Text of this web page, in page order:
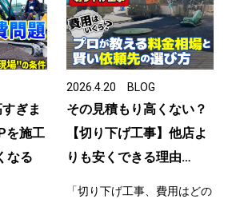
ぎま
を施工
なる
2026.4.20 BLOG
その見積もり高くない？
【切り下げ工事】他店よ
りも安くできる理由…
「切り下げ工事、費用はどの